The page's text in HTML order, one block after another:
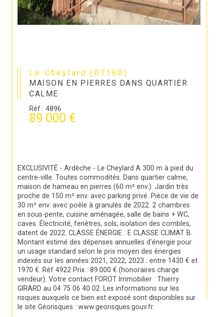
Le Cheylard (07160)
MAISON EN PIERRES DANS QUARTIER
CALME
Réf : 4896
89 000 €
EXCLUSIVITÉ - Ardèche - Le Cheylard A 300 m à pied du
centre-ville. Toutes commodités. Dans quartier calme,
maison de hameau en pierres (60 m² env.). Jardin très
proche de 150 m² env. avec parking privé. Pièce de vie de
30 m² env. avec poêle à granulés de 2022. 2 chambres
en sous-pente, cuisine aménagée, salle de bains + WC,
caves. Électricité, fenêtres, sols, isolation des combles,
datent de 2022. CLASSE ÉNERGIE : E CLASSE CLIMAT B.
Montant estimé des dépenses annuelles d'énergie pour
un usage standard selon le prix moyen des énergies
indexés sur les années 2021, 2022, 2023 : entre 1430 € et
1970 €. Réf 4922 Prix : 89.000 € (honoraires charge
vendeur). Votre contact FOROT Immobilier : Thierry
GIRARD au 04 75 06 40 02. Les informations sur les
risques auxquels ce bien est exposé sont disponibles sur
le site Géorisques : www.georisques.gouv.fr